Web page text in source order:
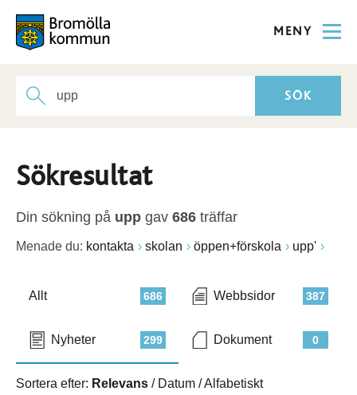
MENY
Sökresultat
Din sökning på upp gav 686 träffar
Menade du: kontakta skolan öppen+förskola upp'
686
Allt 387
Webbsidor
299
Nyheter 0
Dokument
Sortera efter: Relevans / Datum /Alfabetiskt